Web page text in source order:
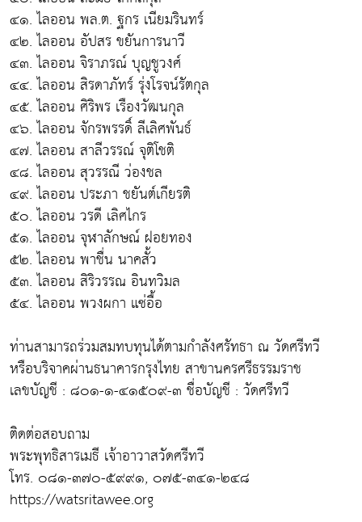
๔๑. ไลออน พล.ต. ฐกร เนียมรินทร์
๔๒. ไลออน อัปสร ขยันการนาวี
๔๓. ไลออน จิราภรณ์ บุญชูวงศ์
๔๔. ไลออน สิรดาภัทร์ รุ่งโรจน์รัตกุล
๔๕. ไลออน ศิริพร เรืองวัฒนกุล
๔๖. ไลออน จักรพรรดิ์ ลีเลิศพันธ์
๔๗. ไลออน สาลีวรรณ์ จุติโชติ
๔๘. ไลออน สุวรรณี ว่องชล
๔๙. ไลออน ประภา ชยันต์เกียรติ
๕๐. ไลออน วรดี เลิศไกร
๕๑. ไลออน จุฬาลักษณ์ ฝอยทอง
๕๒. ไลออน พาชื่น นาคสั้ว
๕๓. ไลออน สิริวรรณ อินทวิมล
๕๔. ไลออน พวงผกา แซ่อื้อ
ท่านสามารถร่วมสมทบทุนได้ตามกำลังศรัทธา ณ วัดศรีทวี
หรือบริจาคผ่านธนาคารกรุงไทย สาขานครศรีธรรมราช
เลขบัญชี : ๘๐๑-๑-๔๑๕๐๙-๓ ชื่อบัญชี : วัดศรีทวี
ติดต่อสอบถาม
พระพุทธิสารเมธี เจ้าอาวาสวัดศรีทวี
โทร. ๐๘๑-๓๗๐-๕๙๙๑, ๐๗๕-๓๔๑-๒๔๘
https://watsritawee.org